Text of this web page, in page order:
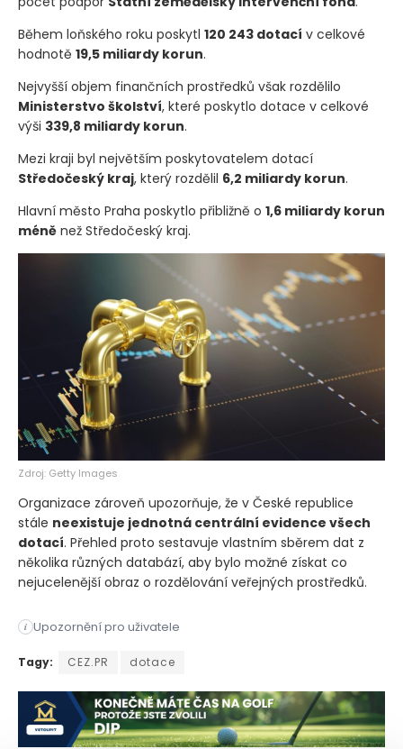
Při pohledu na poskytovatele dotací rozdělil největší
počet podporStátní zemědělský intervenční fond.
Během loňského roku poskytl120 243 dotací
hodnotě19,5 miliardy korun.
Nejvyšší objem finančních prostředků však rozdělilo
Ministerstvo školství, které poskytlo dotace v celkové
výši 339,8 miliardy korun.
Mezi kraji byl největším poskytovatelem dotací
Středočeský kraj, který rozdělil6,2 miliardy korun.
Hlavní město Praha poskytlo přibližně o
méněnež Středočeský kraj.
Zdroj: Getty Images
Organizace zároveň upozorňuje, že v České republice
stáleneexistuje jednotná centrální evidence všech
dotací. Přehled proto sestavuje vlastním sběrem dat z
několika různých databází, aby bylo možné získat co
i Upozornění pro uživatele
Loni získaly miliardy korun. Největší dotace získaly
Tagy: CEZ.PR dotace